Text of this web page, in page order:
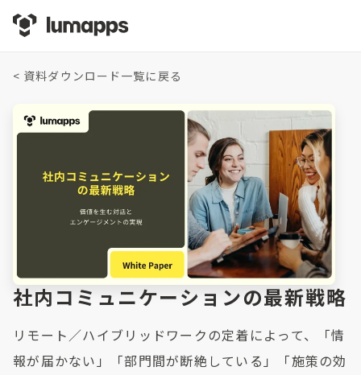
< 資料ダウンロード一覧に戻る
社内コミュニケーションの最新戦略
リモート／ハイブリッドワークの定着によって、「情
報が届かない」「部門間が断絶している」「施策の効